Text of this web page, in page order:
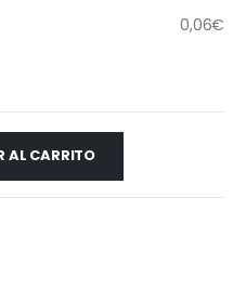
0,06€
AL CARRITO